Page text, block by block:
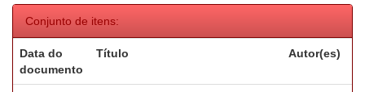
Conjunto de itens:
Data do
documento
Título Autor(es)